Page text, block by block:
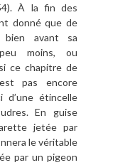
À la fin des
donné que de
bien avant sa
moins, ou
ce chapitre de
pas encore
étincelle
En guise
jetée par
le véritable
par un pigeon